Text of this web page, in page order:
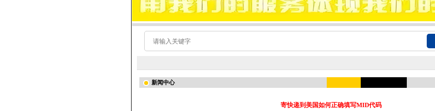
新闻中心
寄快递到美国如何正确填写MID代码